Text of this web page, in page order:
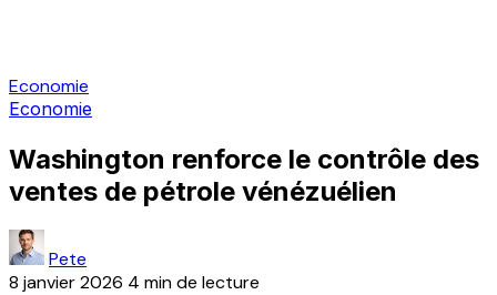
Economie
Economie
Washington renforce le contrôle des
ventes de pétrole vénézuélien
Pete
8 janvier 2026 4 min de lecture